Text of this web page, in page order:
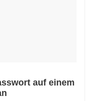
auf einem